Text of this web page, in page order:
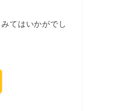
てはいかがでし